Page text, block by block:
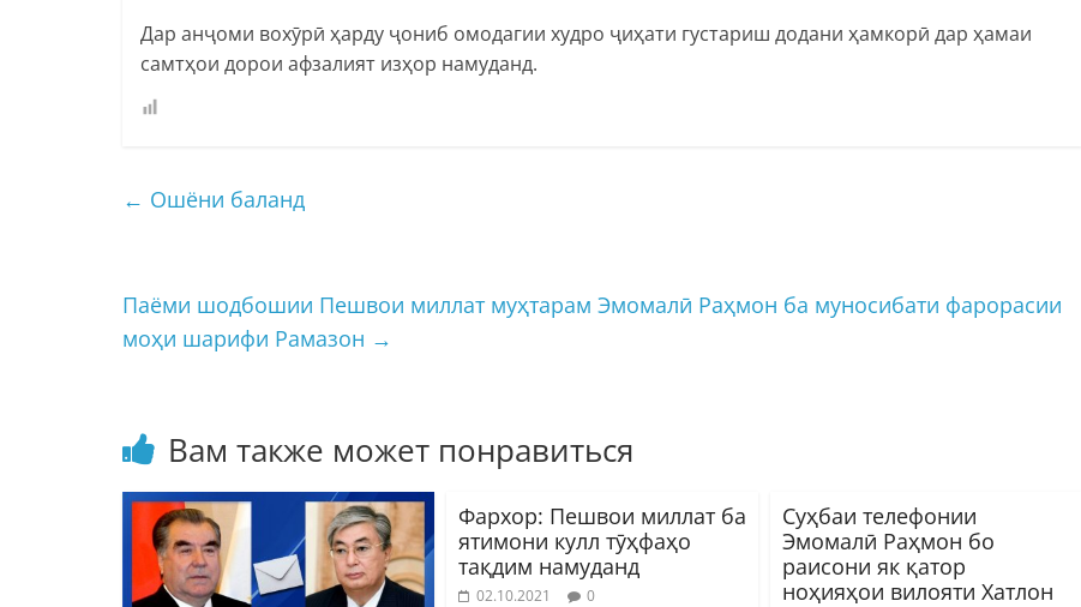
Дар анҷоми вохӯрӣ ҳарду ҷониб омодагии худро ҷиҳати густариш додани ҳамкорӣ дар ҳамаи
самтҳои дорои афзалият изҳор намуданд.
← Ошёни баланд
Паёми шодбошии Пешвои миллат муҳтарам Эмомалӣ Раҳмон ба муносибати фарорасии
моҳи шарифи Рамазон →
Вам также может понравиться
Фархор: Пешвои миллат ба
ятимони кулл тӯҳфаҳо
тақдим намуданд
02.10.2021 0
Суҳбаи телефонии
Эмомалӣ Раҳмон бо
раисони як қатор
ноҳияҳои вилояти Хатлон